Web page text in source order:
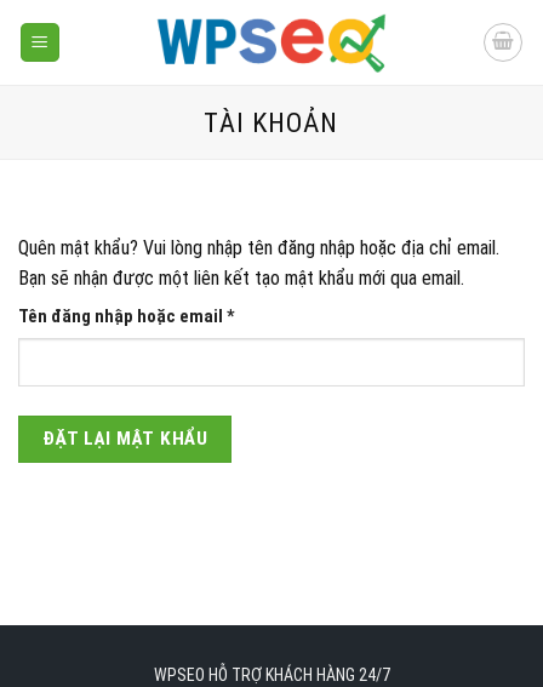
TÀI KHOẢN
Quên mật khẩu? Vui lòng nhập tên đăng nhập hoặc địa chỉ email.
Bạn sẽ nhận được một liên kết tạo mật khẩu mới qua email.
Tên đăng nhập hoặc email *Bắt
buộc
ĐẶT LẠI MẬT KHẨU
WPSEO HỖ TRỢ KHÁCH HÀNG 24/7